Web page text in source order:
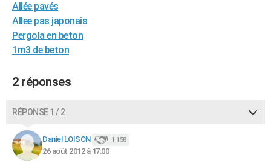
Alimentation
Guide de la santé
Maladies
Médicaments
Sommeil
VOYAGE
Destinations
City break
Voyage nature
Voyage de noces
Forum
Climat
+PHOTO
BONS PLANS
CARTE DE VOEUX
Carte de Noël
Carte Bonne année
Carte Saint-Valentin
Carte Pâques
Carte d'anniversaire
DICTIONNAIRE
Dictionnaire
Biographies
Citations
Expressions
Proverbes
Allée pavés
Allee pas japonais
Pergola en beton
1m3 de beton
2 réponses
RÉPONSE 1 / 2
Daniel LOISON 1 158
26 août 2012 à 17:00